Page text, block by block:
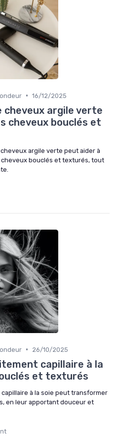
• 16/12/2025
cheveux argile verte
cheveux bouclés et
argile verte peut aider à
bouclés et texturés, tout
• 26/10/2025
capillaire à la
et texturés
à la soie peut transformer
en leur apportant douceur et